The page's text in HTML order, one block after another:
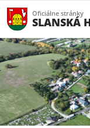
Oficiálne stránky
SLANSKÁ